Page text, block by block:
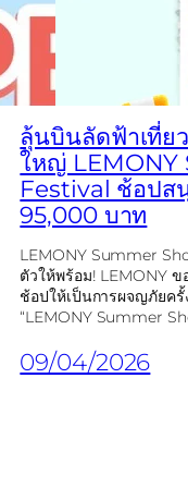
ลุ้นบินลัดฟ้าเที่ย
ใหญ่
Festival ช้อปส
95,000 บาท
LEMONY Summer
ตัวให้พร้อม! LEMONY
ช้อปให้เป็นการผจญภัยค
“LEMONY Summer
09/04/2026